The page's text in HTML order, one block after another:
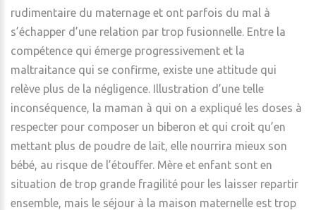
rudimentaire du maternage et ont parfois du mal à
s’échapper d’une relation par trop fusionnelle. Entre la
compétence qui émerge progressivement et la
maltraitance qui se confirme, existe une attitude qui
relève plus de la négligence. Illustration d’une telle
inconséquence, la maman à qui on a expliqué les doses à
respecter pour composer un biberon et qui croit qu’en
mettant plus de poudre de lait, elle nourrira mieux son
bébé, au risque de l’étouffer. Mère et enfant sont en
situation de trop grande fragilité pour les laisser repartir
ensemble, mais le séjour à la maison maternelle est trop